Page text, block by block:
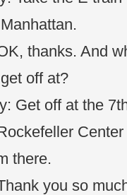
thanks. And
off at?
Get off at the
there.
you so